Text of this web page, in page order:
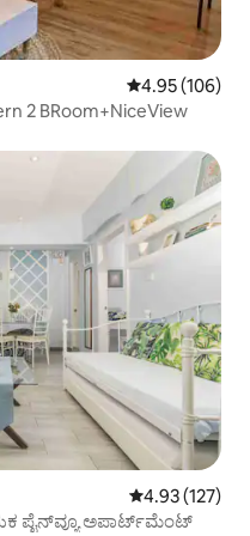
5 ರಲ್ಲಿ 4.95
4.95 (106)
2 BRoom+NiceView
5 ರಲ್ಲಿ 4.93
4.93 (127)
ಪೈನ್‌ವ್ಯೂ ಅಪಾರ್ಟ್‌ಮೆಂಟ್